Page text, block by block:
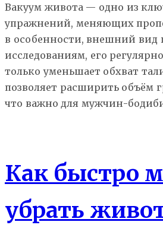
Вакуум живота — одно из
упражнений, меняющих
в особенности, внешний вид
исследованиям, его
только уменьшает обхват
позволяет расширить объём
что важно для мужчин-
Как быстро
убрать